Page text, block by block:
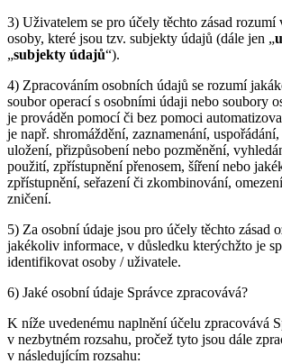
3) Uživatelem se pro účely těchto zásad rozumí
osoby, které jsou tzv. subjekty údajů (dále jen „
„subjekty údajů“).
4) Zpracováním osobních údajů se rozumí
soubor operací s osobními údaji nebo soubory
je prováděn pomocí či bez pomoci
je např. shromáždění, zaznamenání,
uložení, přizpůsobení nebo pozměnění,
použití, zpřístupnění přenosem, šíření nebo
zpřístupnění, seřazení či zkombinování,
zničení.
5) Za osobní údaje jsou pro účely těchto zásad
jakékoliv informace, v důsledku kterýchžto je
identifikovat osoby / uživatele.
6) Jaké osobní údaje Správce zpracovává?
K níže uvedenému naplnění účelu zpracovává
v nezbytném rozsahu, pročež tyto jsou dále
v následujícím rozsahu: